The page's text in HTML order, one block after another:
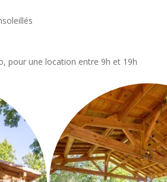
pour une location entre 9h et 19h